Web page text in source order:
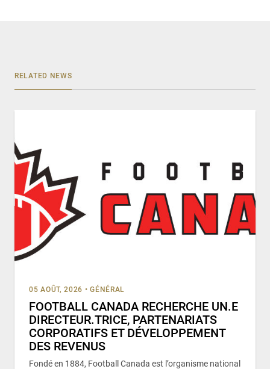
RELATED NEWS
05 AOÛT, 2026 • GÉNÉRAL
FOOTBALL CANADA RECHERCHE UN.E
DIRECTEUR.TRICE, PARTENARIATS
CORPORATIFS ET DÉVELOPPEMENT
DES REVENUS
Fondé en 1884, Football Canada est l’organisme national